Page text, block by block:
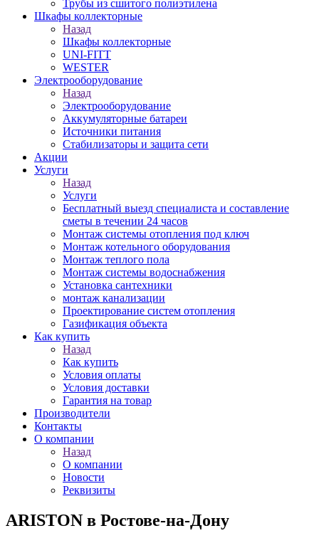
Трубы из сшитого полиэтилена
Шкафы коллекторные
Назад
Шкафы коллекторные
UNI-FITT
WESTER
Электрооборудование
Назад
Электрооборудование
Аккумуляторные батареи
Источники питания
Стабилизаторы и защита сети
Акции
Услуги
Назад
Услуги
Бесплатный выезд специалиста и составление
сметы в течении 24 часов
Монтаж системы отопления под ключ
Монтаж котельного оборудования
Монтаж теплого пола
Монтаж системы водоснабжения
Установка сантехники
монтаж канализации
Проектирование систем отопления
Газификация объекта
Как купить
Назад
Как купить
Условия оплаты
Условия доставки
Гарантия на товар
Производители
Контакты
О компании
Назад
О компании
Новости
Реквизиты
ARISTON в Ростове-на-Дону